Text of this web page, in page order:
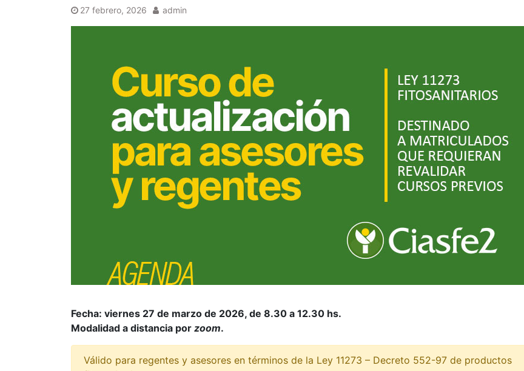
27 febrero, 2026 admin
Fecha: viernes 27 de marzo de 2026, de 8.30 a 12.30 hs.
Modalidad a distancia por zoom.
Válido para regentes y asesores en términos de la Ley 11273 – Decreto 552-97 de productos